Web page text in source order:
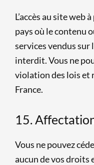
L’accès au site
pays où le contenu
services vendus sur
interdit. Vous ne
violation des lois et
France.
15.
Vous ne pouvez
aucun de vos droits